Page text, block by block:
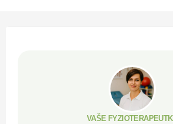
VAŠE